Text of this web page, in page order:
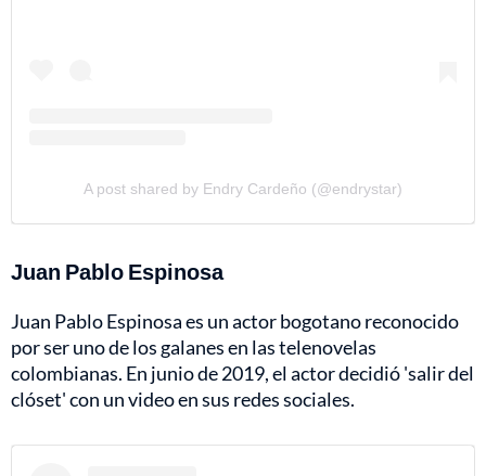
A post shared by Endry Cardeño (@endrystar)
Juan Pablo Espinosa
Juan Pablo Espinosa es un actor bogotano reconocido
por ser uno de los galanes en las telenovelas
colombianas. En junio de 2019, el actor decidió 'salir del
clóset' con un video en sus redes sociales.